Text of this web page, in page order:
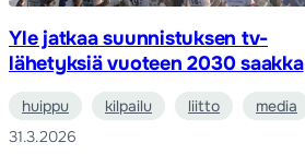
Yle jatkaa suunnistuksen tv-
lähetyksiä vuoteen 2030 saakka
huippu kilpailu liitto
media
31.3.2026